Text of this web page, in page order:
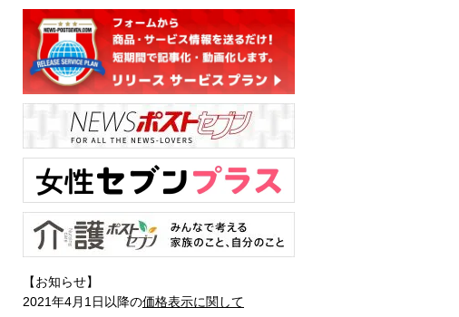
【お知らせ】
2021年4月1日以降の価格表示に関して